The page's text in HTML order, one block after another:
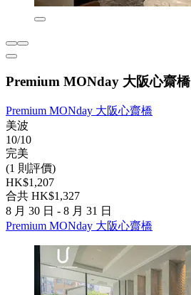
Premium MONday 大阪心齋橋
Premium MONday 大阪心齋橋
美波
10/10
完美
(1 則評價)
HK$1,207
合共 HK$1,327
8 月 30 日 - 8 月 31 日
Premium MONday 大阪心齋橋